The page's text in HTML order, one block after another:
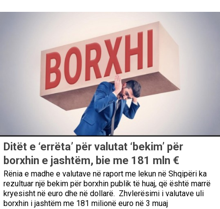
Ditët e ‘errëta’ për valutat ‘bekim’ për
borxhin e jashtëm, bie me 181 mln €
Rënia e madhe e valutave në raport me lekun në Shqipëri ka
rezultuar një bekim për borxhin publik të huaj, që është marrë
kryesisht në euro dhe në dollarë. Zhvlerësimi i valutave uli
borxhin i jashtëm me 181 milionë euro në 3 muaj